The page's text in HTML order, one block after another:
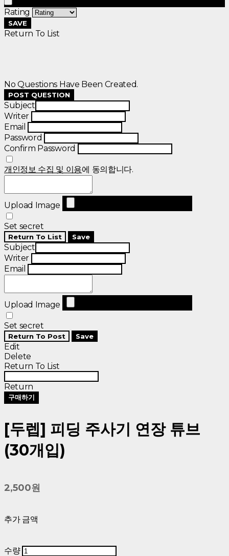
Rating
SAVE
Return To List
No Questions Have Been Created.
POST QUESTION
Subject
Writer
Email
Password
Confirm Password
개인정보 수집 및 이용에 동의합니다.
Upload Image
Set secret
Return To List Save
Subject
Writer
Email
Upload Image
Set secret
Return To Post Save
Edit
Delete
Return To List
Return
구매하기
[두렙] 피딩 주사기 연장 튜브
(30개입)
2,500원
추가 금액
수량